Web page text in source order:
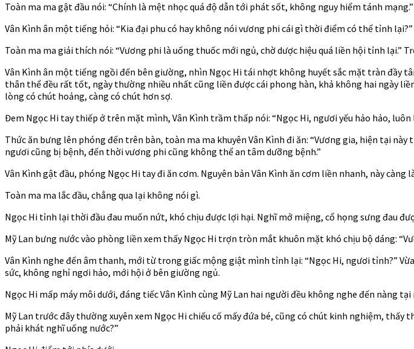
Toàn ma ma gật đầu nói: “Chính là mệt nhọc quá độ dẫn tới phát sốt, không nguy hiểm tánh
Vân Kình ân một tiếng hỏi: “Kia đại phu có hay không nói vương phi cái gì thời điểm có thể tỉnh lại?”
Toàn ma ma giải thích nói: “Vương phi là uống thuốc mới ngủ, chờ dược hiệu quá liền hội tỉnh lại.”
Vân Kình ân một tiếng ngồi đến bên giường, nhìn Ngọc Hi tái nhợt không huyết sắc mặt tràn đầy
thân thể đều rất tốt, ngày thường nhiều nhất cũng liền được cái phong hàn, khả không hai ngày
lòng có chút hoảng, càng có chút hơn sợ.
Đem Ngọc Hi tay thiếp ở trên mặt mình, Vân Kình trầm thấp nói: “Ngọc Hi, ngươi yếu hảo hảo, luôn
Thức ăn bưng lên phóng đến trên bàn, toàn ma ma khuyên Vân Kình đi ăn: “Vương gia, hiện tại
ngươi cũng bị bệnh, đến thời vương phi cũng không thể an tâm dưỡng bệnh.”
Vân Kình gật đầu, phóng Ngọc Hi tay đi ăn cơm. Nguyên bản Vân Kình ăn cơm liền nhanh, này
Toàn ma ma lắc đầu, chẳng qua lại không nói gì.
Ngọc Hi tỉnh lại thời đầu đau muốn nứt, khó chịu được lợi hại. Nghĩ mở miệng, cổ họng sưng đau
Mỹ Lan bưng nước vào phòng liền xem thấy Ngọc Hi trợn tròn mắt khuôn mặt khó chịu bộ dáng:
Vân Kình nghe đến âm thanh, mới từ trong giấc mộng giật mình tỉnh lại: “Ngọc Hi, ngươi tỉnh?”
sức, không nghỉ ngơi hảo, mới hội ở bên giường ngủ.
Ngọc Hi mấp máy môi dưới, đáng tiếc Vân Kình cùng Mỹ Lan hai người đều không nghe đến nàng
Mỹ Lan trước đây thường xuyên xem Ngọc Hi chiếu cố mấy đứa bé, cũng có chút kinh nghiệm,
phải khát nghĩ uống nước?”